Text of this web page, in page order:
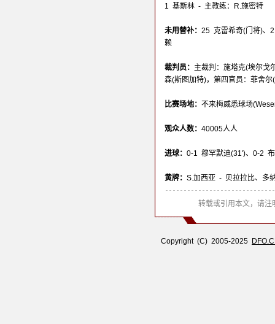
1 基斯林 - 主教练：R.施密特
未用替补： 25 克雷希奇(门将)、
赖
裁判员： 主裁判：施塔克(埃尔戈
森(斯图加特)，第四官员：菲舍尔
比赛场地： 不来梅威悉球场
观众人数： 40005人人
进球： 0-1 穆罕默迪(31')、0-2
黄牌： S.加西亚 - 贝拉拉比、多
转载或引用本文，请注
Copyright (C) 2005-2025